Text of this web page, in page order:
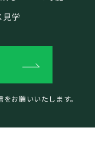
見学
お願いいたします。